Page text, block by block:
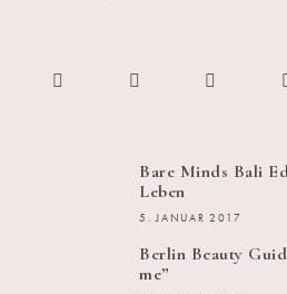
Bare Minds Bali
Leben
5. JANUAR 2017
Berlin Beauty
me”